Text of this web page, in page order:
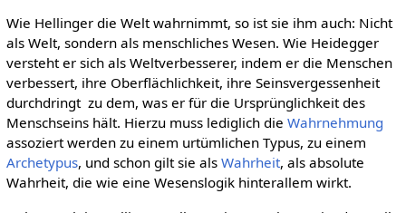
Wie Hellinger die Welt wahrnimmt, so ist sie ihm auch: Nicht
als Welt, sondern als menschliches Wesen. Wie Heidegger
versteht er sich als Weltverbesserer, indem er die Menschen
verbessert, ihre Oberflächlichkeit, ihre Seinsvergessenheit
durchdringt  zu dem, was er für die Ursprünglichkeit des
Menschseins hält. Hierzu muss lediglich die Wahrnehmung
assoziert werden zu einem urtümlichen Typus, zu einem
Archetypus, und schon gilt sie als Wahrheit, als absolute
Wahrheit, die wie eine Wesenslogik hinterallem wirkt.